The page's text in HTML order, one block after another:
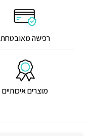
רכישה מאובטחת
מוצרים איכותיים